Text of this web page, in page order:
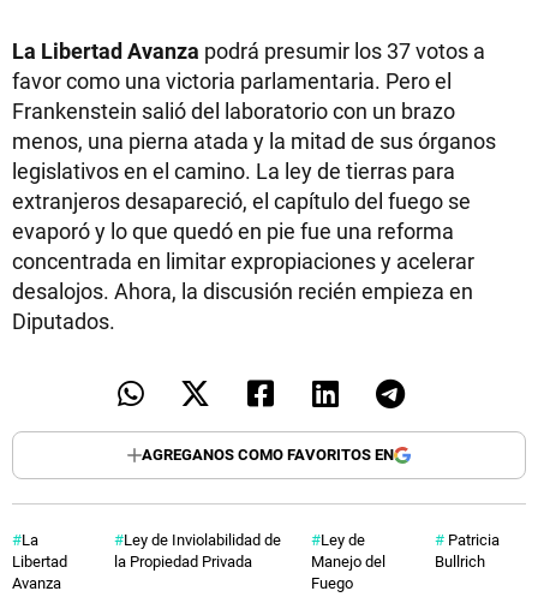
La Libertad Avanza podrá presumir los 37 votos a
favor como una victoria parlamentaria. Pero el
Frankenstein salió del laboratorio con un brazo
menos, una pierna atada y la mitad de sus órganos
legislativos en el camino. La ley de tierras para
extranjeros desapareció, el capítulo del fuego se
evaporó y lo que quedó en pie fue una reforma
concentrada en limitar expropiaciones y acelerar
desalojos. Ahora, la discusión recién empieza en
Diputados.
AGREGANOS COMO FAVORITOS EN
La
Libertad
Avanza
Ley de Inviolabilidad de
la Propiedad Privada
Ley de
Manejo del
Fuego
Patricia
Bullrich